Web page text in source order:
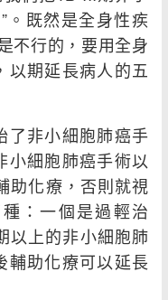
。既然是全身性疾
不行的，要用全身
以期延長病人的五
了非小細胞肺癌手
小細胞肺癌手術以
助化療，否則就視
：一個是過輕治
以上的非小細胞肺
輔助化療可以延長